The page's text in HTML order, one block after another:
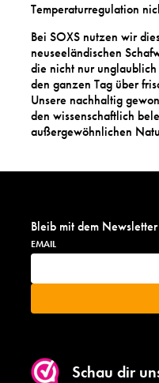
Temperaturregulation
Bei SOXS nutzen wir
neuseeländischen
die nicht nur
den ganzen Tag über
Unsere nachhaltig
den wissenschaftlich
außergewöhnlichen
Bleib mit dem
Schau dir